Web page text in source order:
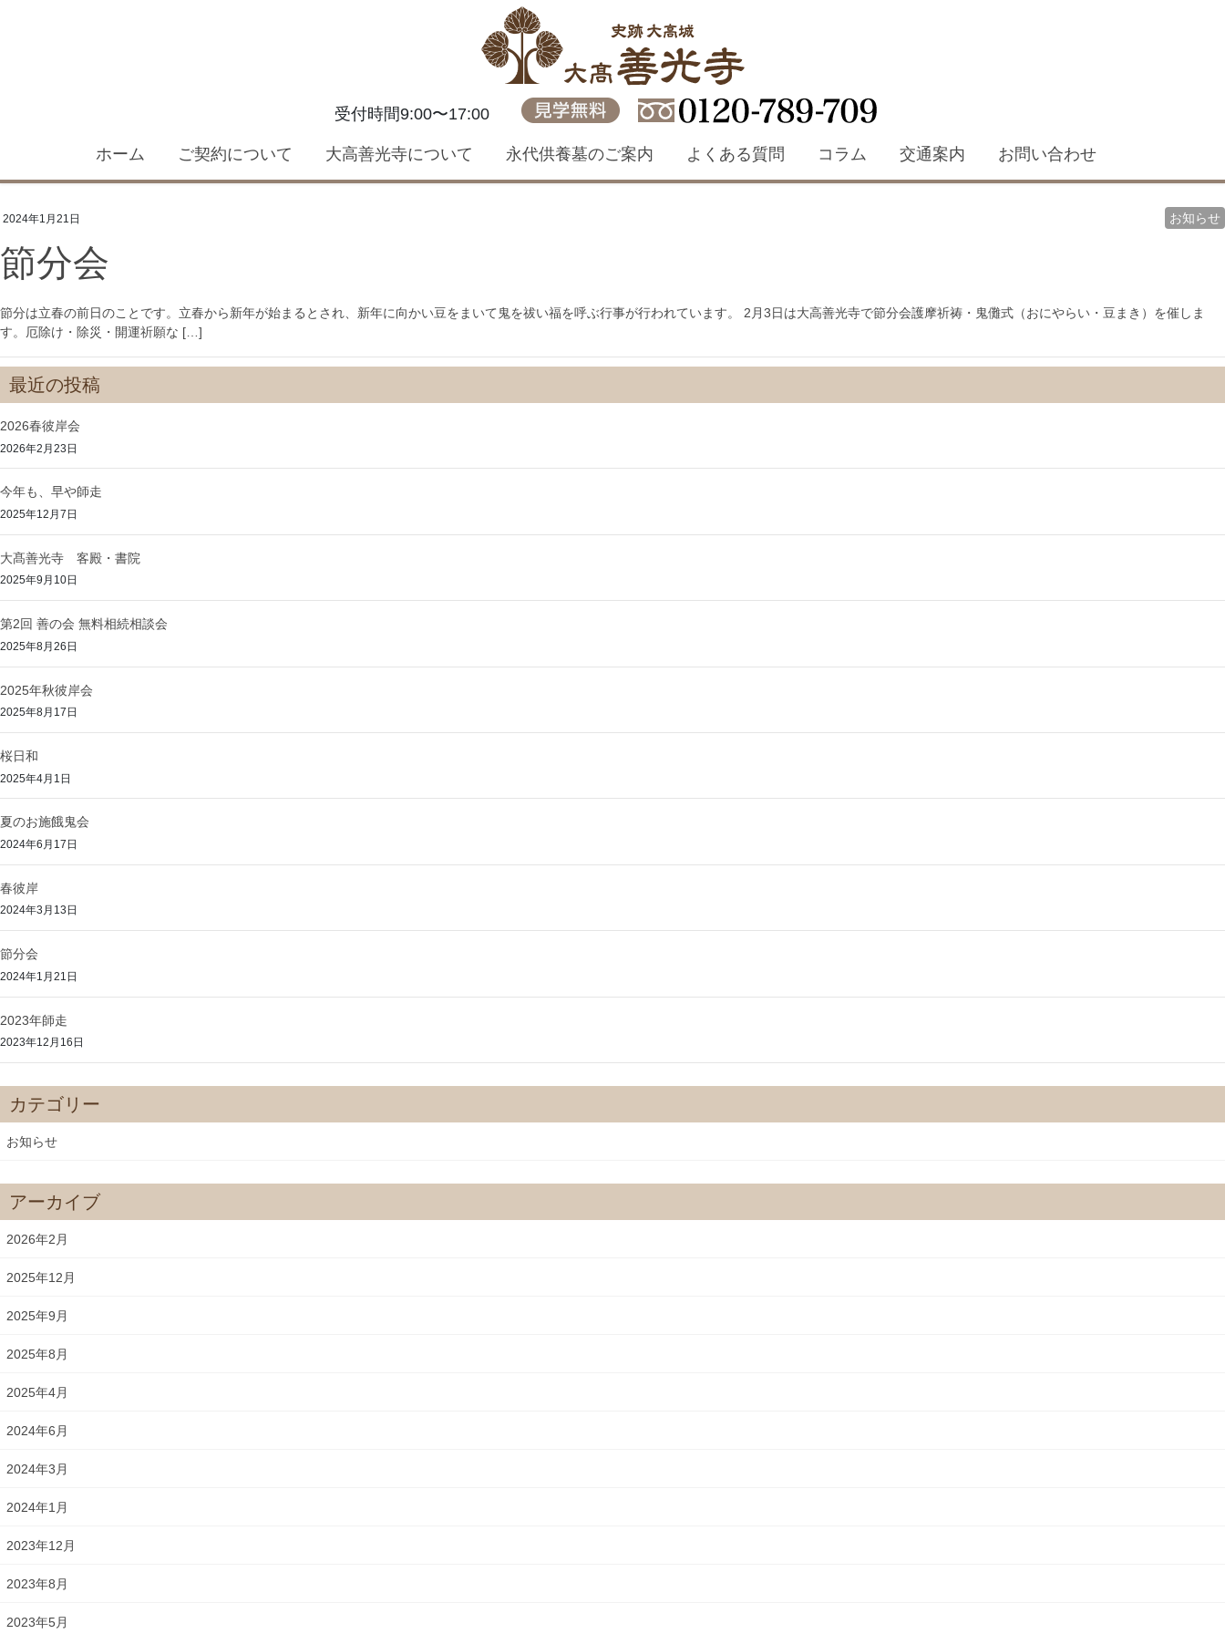
ッ
移
受付時間9:00〜17:00 見学無料
ホーム ご契約について 大高善光寺について 永代供養墓のご案内 よくある質問 コラム 交通案内 お問い合わせ
2024年1月21日 お知らせ
節分会
節分は立春の前日のことです。立春から新年が始まるとされ、新年に向かい豆をまいて鬼を祓い福を呼ぶ行事が行われています。 2月3日は大高善光寺で節分会護摩祈祷・鬼儺式（おにやらい・豆まき）を催しま
す。厄除け・除災・開運祈願な […]
最近の投稿
2026春彼岸会
2026年2月23日
今年も、早や師走
2025年12月7日
大髙善光寺 客殿・書院
2025年9月10日
第2回 善の会 無料相続相談会
2025年8月26日
2025年秋彼岸会
2025年8月17日
桜日和
2025年4月1日
夏のお施餓鬼会
2024年6月17日
春彼岸
2024年3月13日
節分会
2024年1月21日
2023年師走
2023年12月16日
カテゴリー
お知らせ
アーカイブ
2026年2月
2025年12月
2025年9月
2025年8月
2025年4月
2024年6月
2024年3月
2024年1月
2023年12月
2023年8月
2023年5月